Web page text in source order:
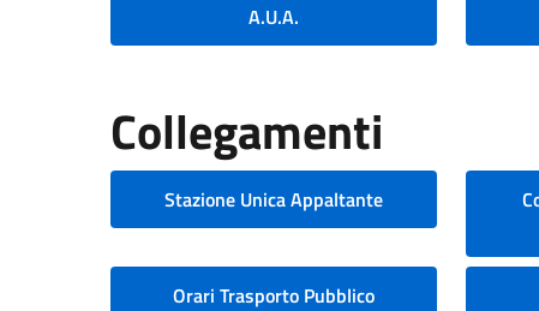
A.U.A.
Collegamenti
Stazione Unica Appaltante
Orari Trasporto Pubblico